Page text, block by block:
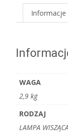
WHITE
WAGA
2,9 kg
RODZAJ
LAMPA